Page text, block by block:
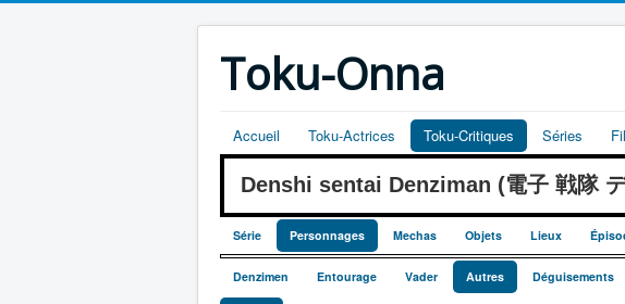
Toku-Onna
Accueil Toku-Actrices Toku-Critiques Séries
Denshi sentai Denziman (電子 戦隊
Série Personnages Mechas Objets Lieux
Denzimen Entourage Vader Autres Déguisements